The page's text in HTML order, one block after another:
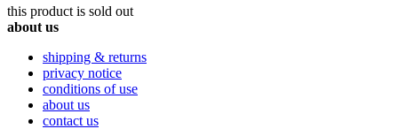
this product is sold out
about us
shipping & returns
privacy notice
conditions of use
about us
contact us